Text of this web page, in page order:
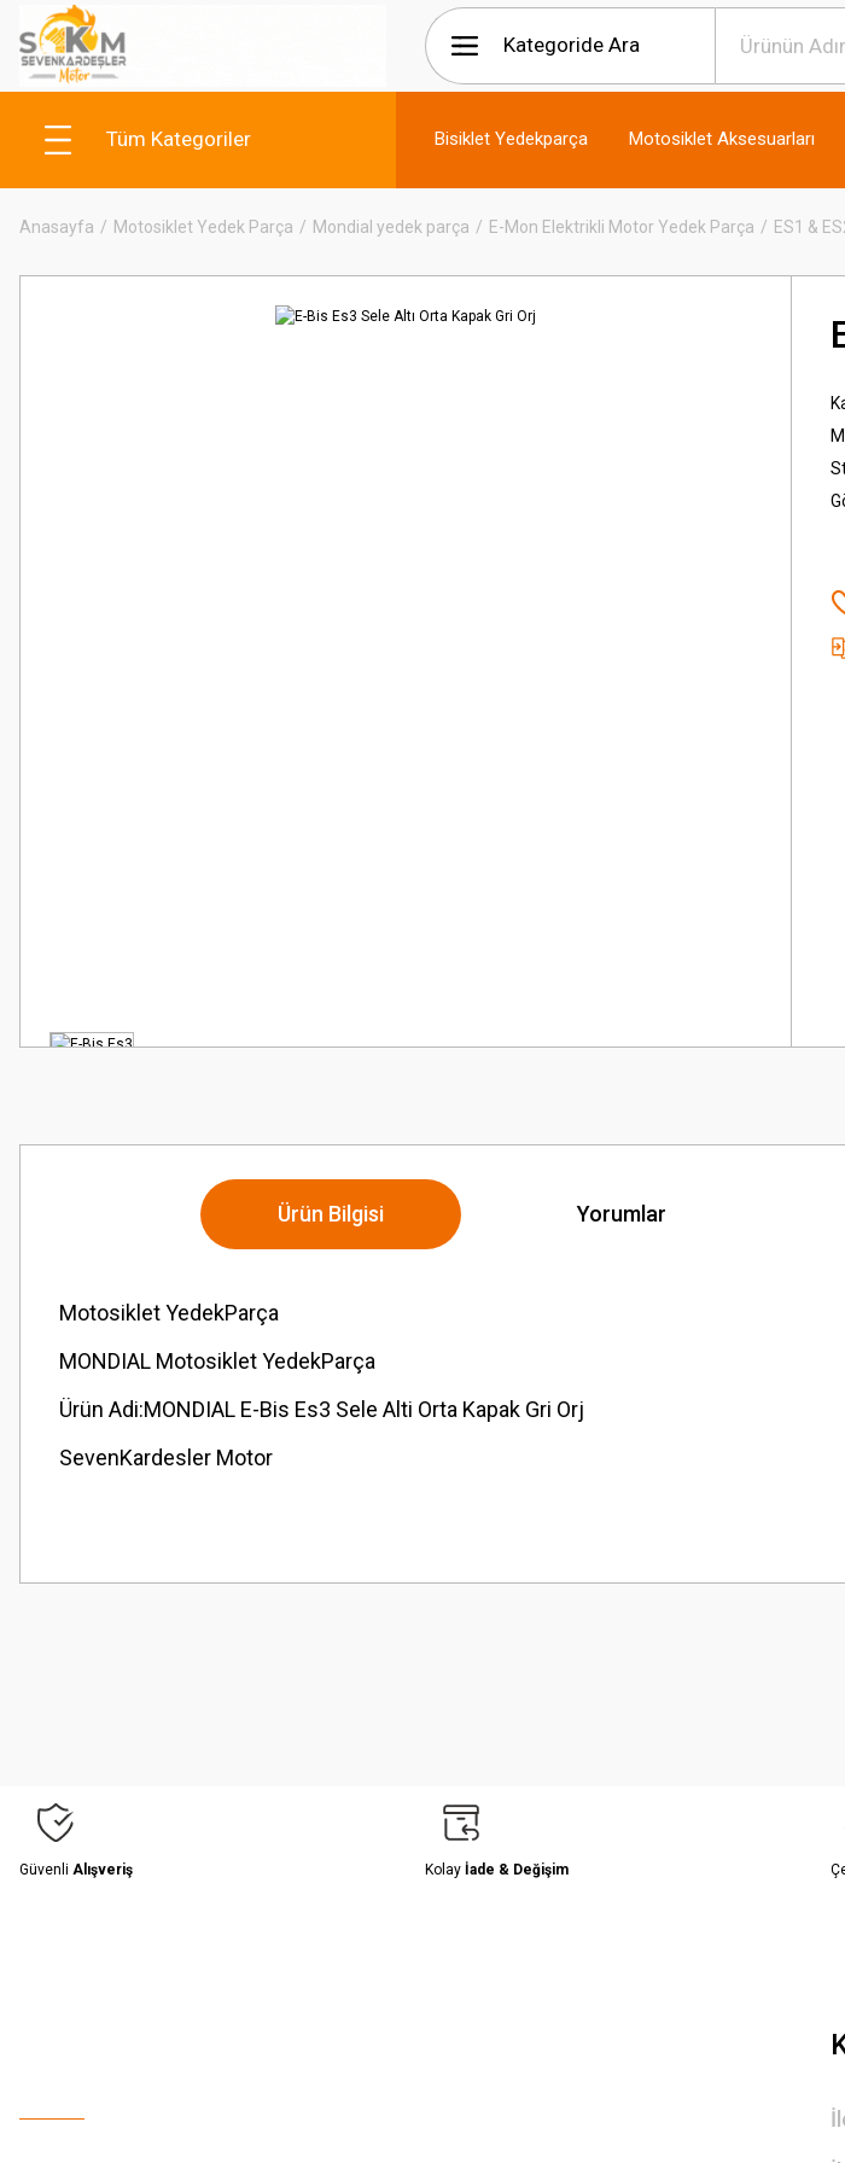
Tüm Kategoriler Bisiklet Yedekparça Motosiklet Aksesuarları
Anasayfa Motosiklet Yedek Parça Mondial yedek parça E-Mon Elektrikli Motor Yedek Parça ES1 &
Ürün Bilgisi Yorumlar
Motosiklet YedekParça
MONDIAL Motosiklet YedekParça
Ürün Adi:MONDIAL E-Bis Es3 Sele Alti Orta Kapak Gri Orj
SevenKardesler Motor
Güvenli Alışveriş Kolay İade & Değişim